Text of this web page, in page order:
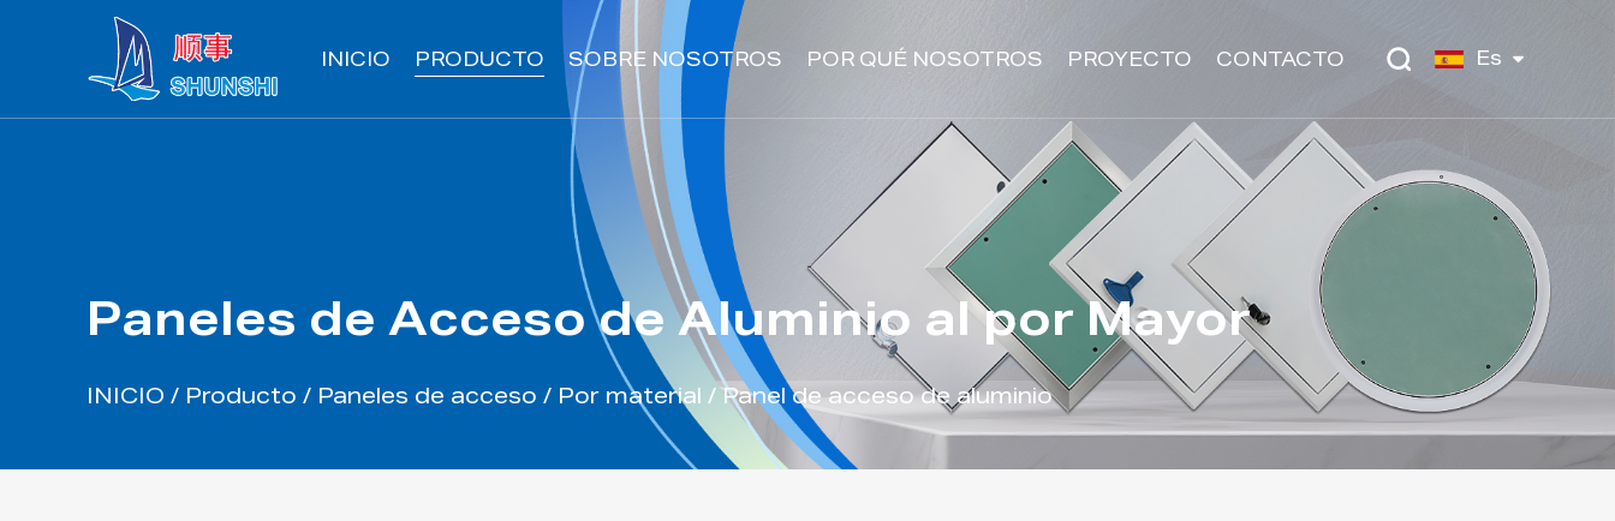
INICIO PRODUCTO SOBRE NOSOTROS POR QUÉ NOSOTROS PROYECTO CONTACTO Es
Paneles de Acceso de Aluminio al por Mayor
INICIO / Producto / Paneles de acceso / Por material / Panel de acceso de aluminio